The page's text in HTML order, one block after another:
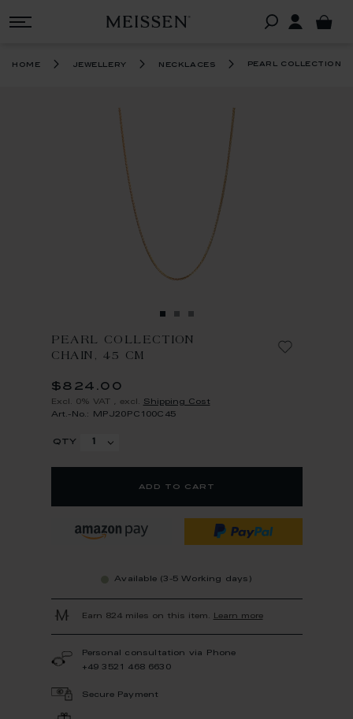
home jewellery necklaces pearl collection
PEARL COLLECTION
CHAIN, 45 CM
$824.00
Excl. 0% VAT excl. Shipping Cost
Art.-No.: MPJ20PC100C45
qty
add to cart
Available (3-5 Working days)
Earn 824 miles on this item. Learn more
Personal consultation via Phone
+49 3521 468 6630
Secure Payment